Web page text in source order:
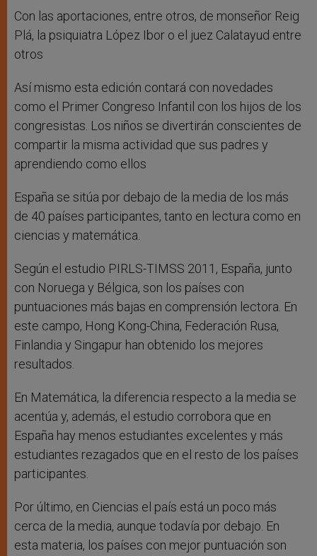
Con las aportaciones, entre otros, de monseñor Reig
Plá, la psiquiatra López Ibor o el juez Calatayud entre
otros
Así mismo esta edición contará con novedades
como el Primer Congreso Infantil con los hijos de los
congresistas. Los niños se divertirán conscientes de
compartir la misma actividad que sus padres y
aprendiendo como ellos
España se sitúa por debajo de la media de los más
de 40 países participantes, tanto en lectura como en
ciencias y matemática.
Según el estudio PIRLS-TIMSS 2011, España, junto
con Noruega y Bélgica, son los países con
puntuaciones más bajas en comprensión lectora. En
este campo, Hong Kong-China, Federación Rusa,
Finlandia y Singapur han obtenido los mejores
resultados.
En Matemática, la diferencia respecto a la media se
acentúa y, además, el estudio corrobora que en
España hay menos estudiantes excelentes y más
estudiantes rezagados que en el resto de los países
participantes.
Por último, en Ciencias el país está un poco más
cerca de la media, aunque todavía por debajo. En
esta materia, los países con mejor puntuación son